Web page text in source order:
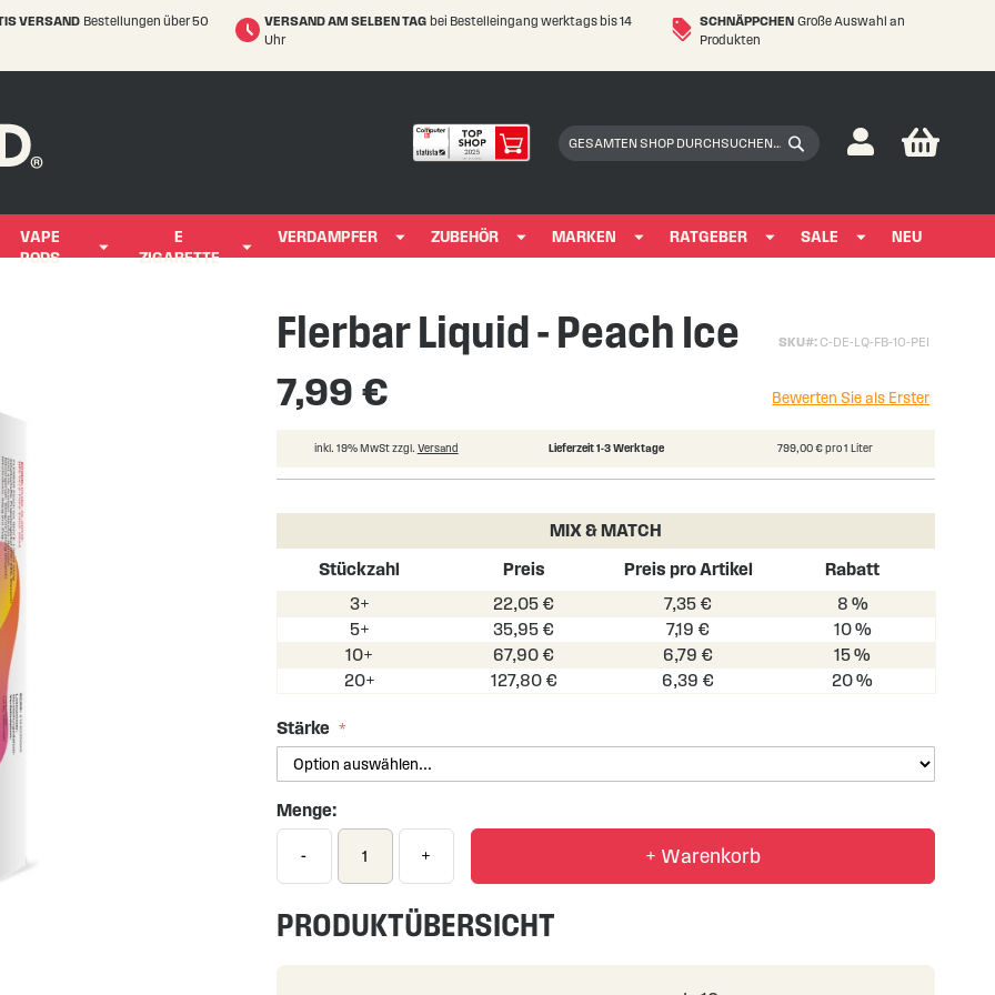
VERSAND Bestellungen über 50
VERSAND AM SELBEN TAG bei Bestelleingang werktags bis 14
Uhr
SCHNÄPPCHEN Große Auswahl an
Produkten
Suchen
My
VAPE
PODS
E
ZIGARETTE
VERDAMPFER ZUBEHÖR MARKEN RATGEBER SALE NEU
Flerbar Liquid - Peach Ice SKU C-DE-LQ-FB-10-PEI
7,99 € Bewerten Sie als Erster
inkl. 19% MwSt zzgl. Versand Lieferzeit 1-3 Werktage 799,00 € pro 1 Liter
MIX & MATCH
Stückzahl Preis Preis pro Artikel
Rabatt
3+
22,05 € 7,35 €
8 %
5+
35,95 € 7,19 €
10 %
10+
67,90 € 6,79 €
15 %
20+
127,80 € 6,39 € 20 %
Stärke
Menge:
- + + Warenkorb
PRODUKTÜBERSICHT